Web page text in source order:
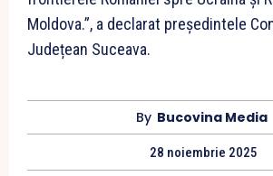
Moldova.”, a declarat președintele
Județean Suceava.
By Bucovina Media
28 noiembrie 2025